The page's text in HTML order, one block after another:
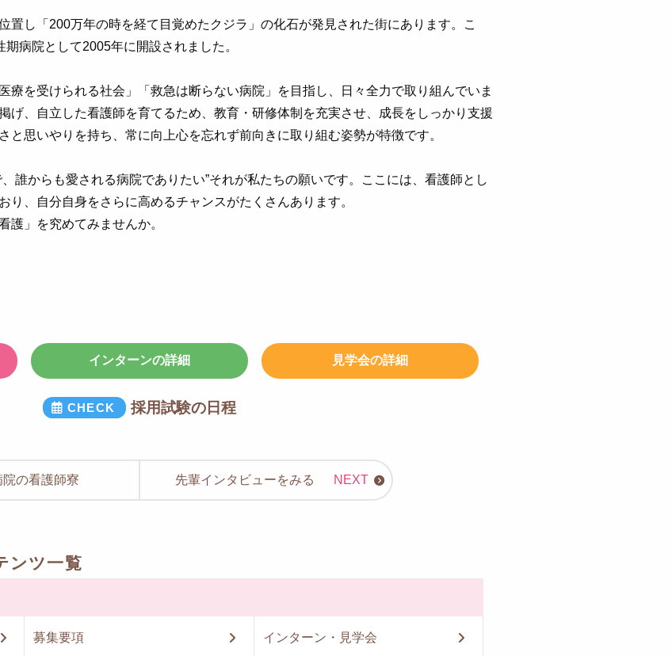
置し「200万年の時を経て目覚めたクジラ」の化石が発見された街にあります。こ
病院として2005年に開設されました。
療を受けられる社会」「救急は断らない病院」を目指し、日々全力で取り組んでいま
げ、自立した看護師を育てるため、教育・研修体制を充実させ、成長をしっかり支援
と思いやりを持ち、常に向上心を忘れず前向きに取り組む姿勢が特徴です。
誰からも愛される病院でありたい”それが私たちの願いです。ここには、看護師とし
り、自分自身をさらに高めるチャンスがたくさんあります。
護」を究めてみませんか。
インターンの詳細 見学会の詳細
採用試験の日程
院の看護師寮 先輩インタビューをみる
ンツ一覧
募集要項 インターン・見学会